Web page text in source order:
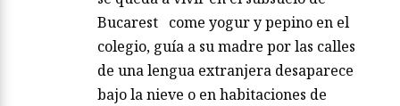
Bucarest come yogur y pepino en el
colegio, guía a su madre por las calles
de una lengua extranjera desaparece
bajo la nieve o en habitaciones de